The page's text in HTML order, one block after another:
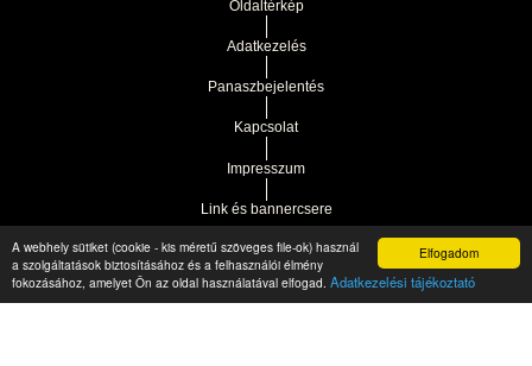
Elfogadom
A webhely sütiket (cookie - kis méretű szöveges file-ok) használ
a szolgáltatások biztosításához és a felhasználói élmény
fokozásához, amelyet Ön az oldal használatával elfogad. Adatkezelési tájékoztató
Oldaltérkép
Adatkezelés
Panaszbejelentés
Kapcsolat
Impresszum
Link és bannercsere
Copyright © 2021.Vár-Köz Kft. - Ingatlan nyilvántartó, ügyviteli és
adminisztrációs szoftver